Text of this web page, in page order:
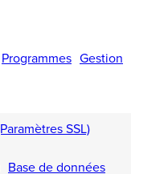
Programmes Gestion
SSL)
Base de données